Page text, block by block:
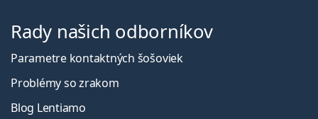
Rady našich odborníkov
Parametre kontaktných šošoviek
Problémy so zrakom
Blog Lentiamo